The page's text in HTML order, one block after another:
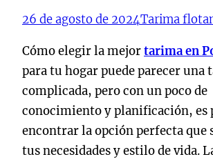
26 de agosto de 2024Tarima
Cómo elegir la mejortarima en
para tu hogar puede parecer una
complicada, pero con un poco de
conocimiento y planificación, es
encontrar la opción perfecta que
tus necesidades y estilo de vida.